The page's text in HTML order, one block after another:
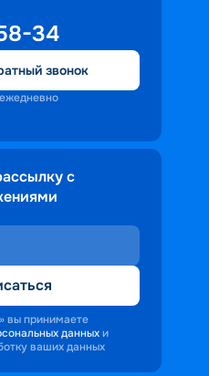
34
звонок
с
вы принимаете
данных и
ваших данных